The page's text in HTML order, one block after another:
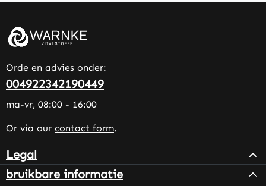
Orde en advies onder:
004922342190449
ma-vr, 08:00 - 16:00
Or via our contact form.
Legal
bruikbare informatie